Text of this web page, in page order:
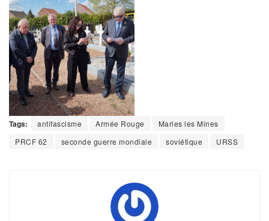
Tags: antifascisme Armée Rouge
Marles les Mines
PRCF 62
seconde guerre mondiale soviétique URSS